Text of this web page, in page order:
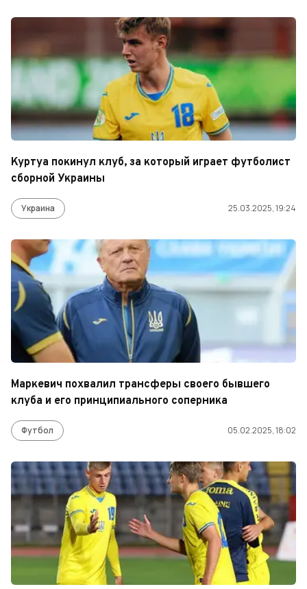
Куртуа покинул клуб, за который играет футболист
сборной Украины
Украина 25.03.2025, 19:24
Маркевич похвалил трансферы своего бывшего
клуба и его принципиального соперника
Футбол 05.02.2025, 18:02